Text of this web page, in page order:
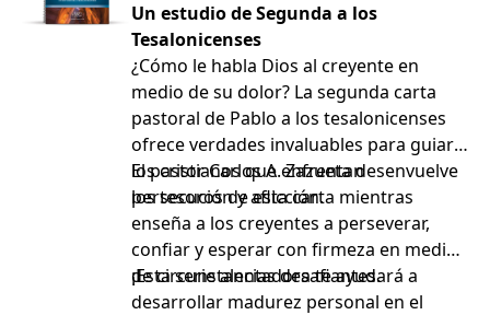
Un estudio de Segunda a los
Tesalonicenses
¿Cómo le habla Dios al creyente en
medio de su dolor? La segunda carta
pastoral de Pablo a los tesalonicenses
ofrece verdades invaluables para guiar a
los cristianos que enfrentan
persecución y aflicción.
El pastor Carlos A. Zazueta desenvuelve
los tesoros de esta carta mientras
enseña a los creyentes a perseverar,
confiar y esperar con firmeza en medio
de circunstancias desafiantes.
¡Esta serie alentadora te ayudará a
desarrollar madurez personal en el